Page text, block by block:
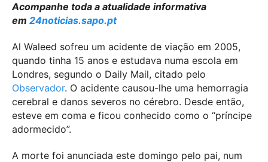
Acompanhe toda a atualidade informativa
em 24noticias.sapo.pt
Al Waleed sofreu um acidente de viação em 2005,
quando tinha 15 anos e estudava numa escola em
Londres, segundo o Daily Mail, citado pelo
Observador. O acidente causou-lhe uma hemorragia
cerebral e danos severos no cérebro. Desde então,
esteve em coma e ficou conhecido como o “príncipe
adormecido”.
A morte foi anunciada este domingo pelo pai, num